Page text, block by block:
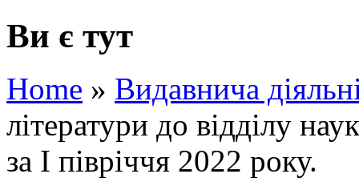
Ви є тут
Home » Видавнича
літератури до відділу
за I півріччя 2022 року.